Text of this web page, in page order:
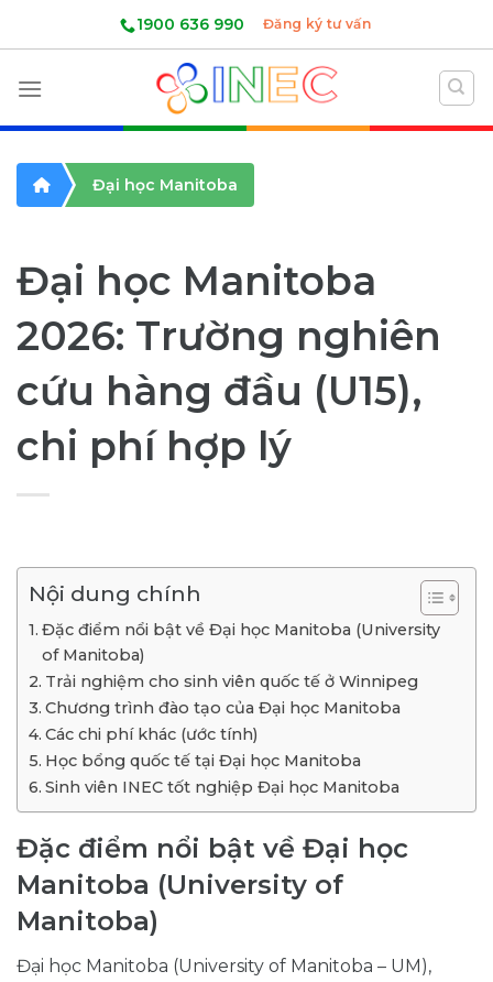
1900 636 990 Đăng ký tư vấn
Đại học Manitoba
Đại học Manitoba
2026: Trường nghiên
cứu hàng đầu (U15),
chi phí hợp lý
Nội dung chính
Đặc điểm nổi bật về Đại học Manitoba (University
of Manitoba)
Trải nghiệm cho sinh viên quốc tế ở Winnipeg
Chương trình đào tạo của Đại học Manitoba
Các chi phí khác (ước tính)
Học bổng quốc tế tại Đại học Manitoba
Sinh viên INEC tốt nghiệp Đại học Manitoba
Đặc điểm nổi bật về Đại học
Manitoba (University of
Manitoba)
Đại học Manitoba (University of Manitoba – UM),